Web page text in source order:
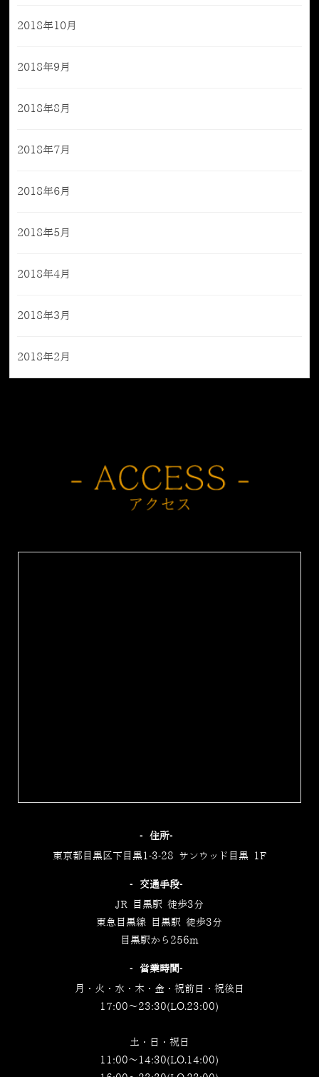
2018年10月
2018年9月
2018年8月
2018年7月
2018年6月
2018年5月
2018年4月
2018年3月
2018年2月
‐住所‐
東京都目黒区下目黒1-3-28 サンウッド目黒 1F
‐交通手段‐
JR 目黒駅 徒歩3分
東急目黒線 目黒駅 徒歩3分
目黒駅から256m
‐営業時間‐
月・火・水・木・金・祝前日・祝後日
17:00～23:30(LO.23:00)
土・日・祝日
11:00～14:30(LO.14:00)